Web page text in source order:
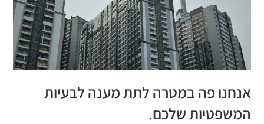
אנחנו פה במטרה לתת מענה לבעיות
המשפטיות שלכם.